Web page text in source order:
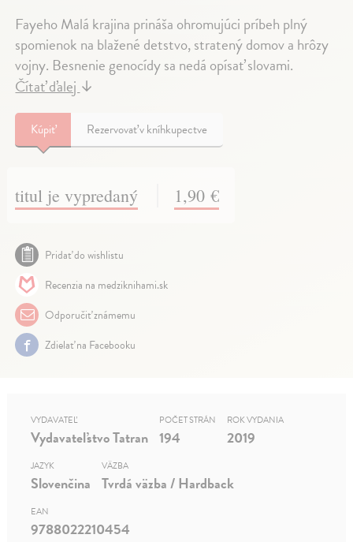
Fayeho Malá krajina prináša ohromujúci príbeh plný
spomienok na blažené detstvo, stratený domov a hrôzy
vojny. Besnenie genocídy sa nedá opísať slovami.
Čítať ďalej ↓
Kúpiť Rezervovať v kníhkupectve
titul je vypredaný 1,90 €
Pridať do wishlistu
Recenzia na medziknihami.sk
Odporučiť známemu
Zdielať na Facebooku
VYDAVATEĽ
Vydavateľstvo Tatran
POČET STRÁN
194
ROK VYDANIA
2019
JAZYK
Slovenčina
VÄZBA
Tvrdá väzba / Hardback
EAN
9788022210454